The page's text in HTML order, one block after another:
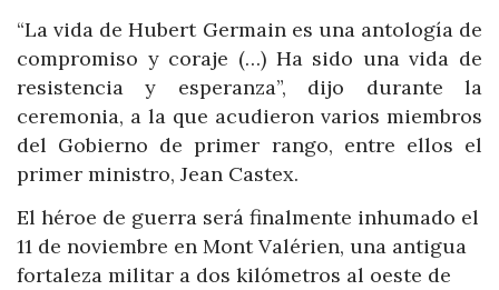
“La vida de Hubert Germain es una antología de
compromiso y coraje (…) Ha sido una vida de
resistencia y esperanza”, dijo durante la
ceremonia, a la que acudieron varios miembros
del Gobierno de primer rango, entre ellos el
primer ministro, Jean Castex.
El héroe de guerra será finalmente inhumado el
11 de noviembre en Mont Valérien, una antigua
fortaleza militar a dos kilómetros al oeste de